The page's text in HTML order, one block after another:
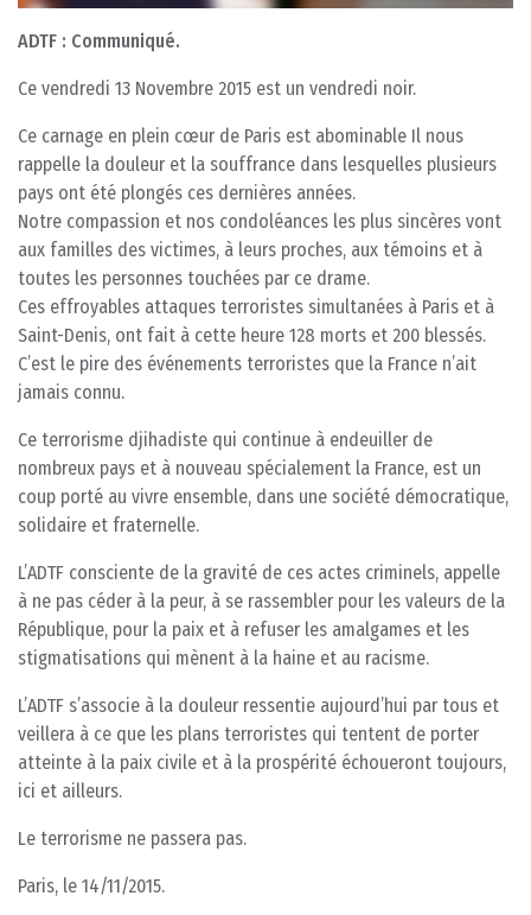
ADTF : Communiqué.
Ce vendredi 13 Novembre 2015 est un vendredi noir.
Ce carnage en plein cœur de Paris est abominable Il nous
rappelle la douleur et la souffrance dans lesquelles plusieurs
pays ont été plongés ces dernières années.
Notre compassion et nos condoléances les plus sincères vont
aux familles des victimes, à leurs proches, aux témoins et à
toutes les personnes touchées par ce drame.
Ces effroyables attaques terroristes simultanées à Paris et à
Saint-Denis, ont fait à cette heure 128 morts et 200 blessés.
C’est le pire des événements terroristes que la France n’ait
jamais connu.
Ce terrorisme djihadiste qui continue à endeuiller de
nombreux pays et à nouveau spécialement la France, est un
coup porté au vivre ensemble, dans une société démocratique,
solidaire et fraternelle.
L’ADTF consciente de la gravité de ces actes criminels, appelle
à ne pas céder à la peur, à se rassembler pour les valeurs de la
République, pour la paix et à refuser les amalgames et les
stigmatisations qui mènent à la haine et au racisme.
L’ADTF s’associe à la douleur ressentie aujourd’hui par tous et
veillera à ce que les plans terroristes qui tentent de porter
atteinte à la paix civile et à la prospérité échoueront toujours,
ici et ailleurs.
Le terrorisme ne passera pas.
Paris, le 14/11/2015.